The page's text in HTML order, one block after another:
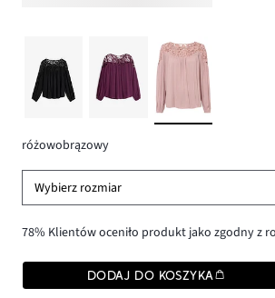
różowobrązowy
Wybierz rozmiar
78% Klientów oceniło produkt jako zgodny z
DODAJ DO KOSZYKA